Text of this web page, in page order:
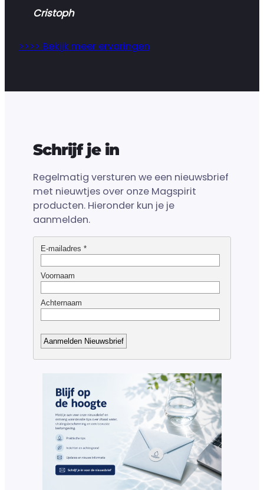
Cristoph
>>>> Bekijk meer ervaringen
Schrijf je in
Regelmatig versturen we een nieuwsbrief
met nieuwtjes over onze Magspirit
producten. Hieronder kun je je
aanmelden.